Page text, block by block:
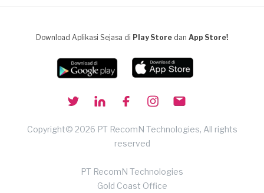
Download Aplikasi Sejasa di Play Store dan App Store!
Copyright© 2026 PT RecomN Technologies, All rights
reserved
PT RecomN Technologies
Gold Coast Office